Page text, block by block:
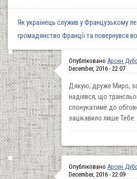
Як українець служив у Французькому
громадянство Франції та повернувся
Опубліковано Арсен
December, 2016 - 22:07
Дякую, друже Миро, за
надіявся, що
спонукатиме до
зацікавило лише
Опубліковано Арсен
December, 2016 - 22:09